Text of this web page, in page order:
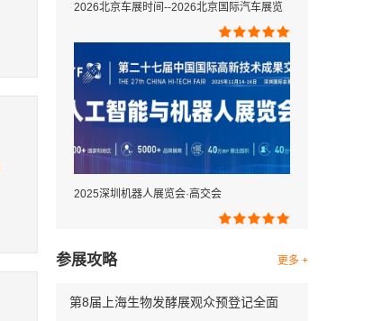
2026北京车展时间--2026北京国际汽车展览
2025深圳机器人展览会·高交会
参展攻略 更多 +
第8届上海生物发酵展观众预登记全面